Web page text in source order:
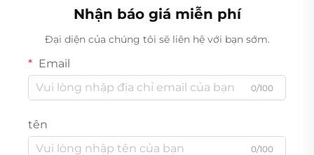
Nhận báo giá miễn phí
Đại diện của chúng tôi sẽ liên hệ với bạn sớm.
Email
0/100
tên
0/100